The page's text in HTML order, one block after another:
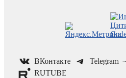
ВКонтакте Telegram
RUTUBE